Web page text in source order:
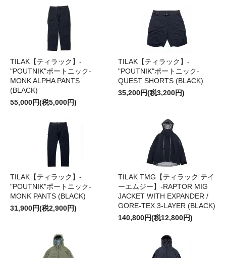
TILAK【ティラック】-
"POUTNIK"ポートニック-
MONK ALPHA PANTS
(BLACK)
55,000円(税5,000円)
TILAK【ティラック】-
"POUTNIK"ポートニック-
QUEST SHORTS (BLACK)
35,200円(税3,200円)
TILAK【ティラック】-
"POUTNIK"ポートニック-
MONK PANTS (BLACK)
31,900円(税2,900円)
TILAK TMG【ティラック テイ
ーエムジー】-RAPTOR MIG
JACKET WITH EXPANDER /
GORE-TEX 3-LAYER (BLACK)
140,800円(税12,800円)